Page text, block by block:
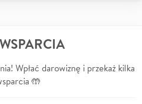
Wpłać darowiznę i przekaż kilka
🤲